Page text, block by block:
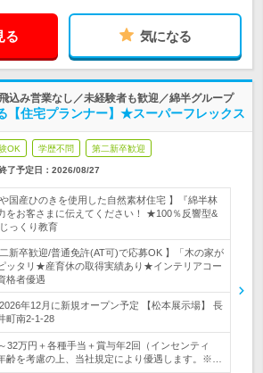
る 気になる
込み営業なし／未経験者も歓迎／綿半グループ
【住宅プランナー】★スーパーフレックス
OK 学歴不問 第二新卒歓迎
了予定日： 2026/08/27
や国産ひのきを使用した自然素材住宅 】『綿半林
をお客さまに伝えてください！ ★100％反響型&
っくり教育
二新卒歓迎/普通免許(AT可)で応募OK 】「木の家が
ッタリ★産育休の取得実績あり★インテリアコー
格者優遇
年12月に新規オープン予定 【松本展示場】 長
町南2‐1‐28
32万円＋各種手当＋賞与年2回（インセンティ
齢を考慮の上、当社規定により優遇します。※…